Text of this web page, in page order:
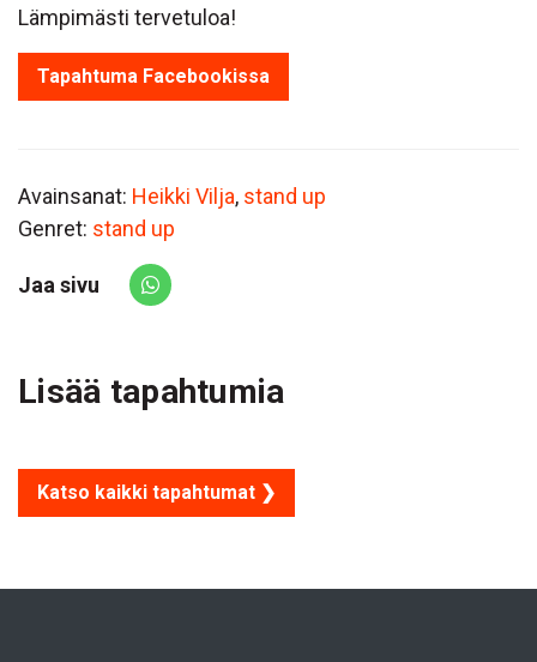
Lämpimästi tervetuloa!
Tapahtuma Facebookissa
Avainsanat: Heikki Vilja, stand up
Genret: stand up
Jaa sivu
Share via Whatsapp
Lisää tapahtumia
Katso kaikki tapahtumat ❯